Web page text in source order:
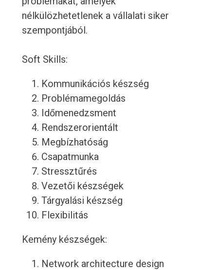
nélkülözhetetlenek a vállalati siker
szempontjából.
Soft Skills:
Kommunikációs készség
Problémamegoldás
Időmenedzsment
Rendszerorientált
Megbízhatóság
Csapatmunka
Stressztűrés
Vezetői készségek
Tárgyalási készség
Flexibilitás
Kemény készségek:
Network architecture design